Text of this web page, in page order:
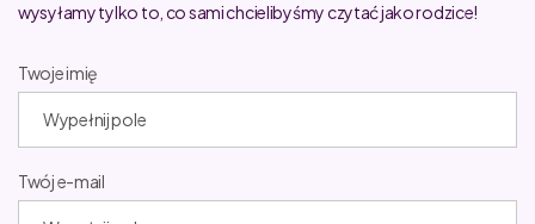
wysyłamy tylko to, co sami chcielibyśmy czytać jako rodzice!
Twoje imię
Twój e-mail